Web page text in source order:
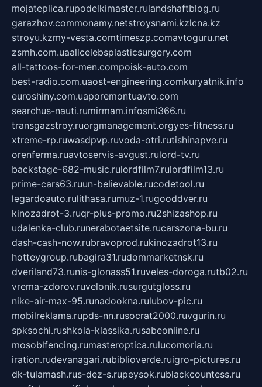
mojateplica.rupodelkimaster.rulandshaftblog.ru
garazhov.commonamy.netstroysnami.kzlcna.kz
stroyu.kzmy-vesta.comtimeszp.comavtoguru.net
zsmh.com.uaallcelebsplasticsurgery.com
all-tattoos-for-men.compoisk-auto.com
best-radio.com.uaost-engineering.comkuryatnik.info
euroshiny.com.uaporemontuavto.com
searchus-nauti.rumirmam.infosmi366.ru
transgazstroy.ruorgmanagement.orgyes-fitness.ru
xtreme-rp.ruwasdpvp.ruvoda-otri.rutishinapve.ru
orenferma.ruavtoservis-avgust.rulord-tv.ru
backstage-682-music.rulordfilm7.rulordfilm13.ru
prime-cars63.ruun-believable.rucodetool.ru
legardoauto.rulithasa.rumuz-1.rugooddver.ru
kinozadrot-3.ruqr-plus-promo.ru2shizashop.ru
udalenka-club.runerabotaetsite.rucarszona-bu.ru
dash-cash-now.rubravoprod.rukinozadrot13.ru
hotteygroup.rubagira31.rudommarketnsk.ru
dveriland73.runis-glonass51.ruveles-doroga.rutb02.ru
vrema-zdorov.ruvelonik.rusurgutgloss.ru
nike-air-max-95.runadookna.rulubov-pic.ru
mobilreklama.rupds-nn.rusocrat2000.ruvgurin.ru
spksochi.rushkola-klassika.rusabeonline.ru
mosoblfencing.rumasteroptica.rulucomoria.ru
iration.rudevanagari.rubiblioverde.ruigro-pictures.ru
dk-tulamash.rus-dez-s.rupeysok.rublackcountess.ru